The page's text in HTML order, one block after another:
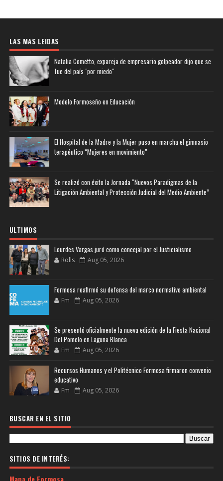
LAS MAS LEIDAS
Natalia Cometto, expareja de empresario golpeador dijo que se
fue del país "por miedo"
Modelo Formoseño en Educación
El Hospital de la Madre y la Mujer puso en marcha el gimnasio
terapéutico “Mujeres en movimiento”
Se realizó con éxito la Jornada “Nuevos Paradigmas de la
Litigación Ambiental y Protección Judicial del Medio Ambiente”
ULTIMOS
Lourdes Vargas juró como concejal por el Justicialismo
Rolls Aug 05, 2026
Formosa reafirmó su defensa del marco normativo ambiental
Fm Aug 05, 2026
Se presentó oficialmente la nueva edición de la Fiesta Nacional
Del Pomelo en Laguna Blanca
Fm Aug 05, 2026
Recursos Humanos y el Politécnico Formosa firmaron convenio
educativo
Fm Aug 05, 2026
BUSCAR EN EL SITIO
SITIOS DE INTERÉS: